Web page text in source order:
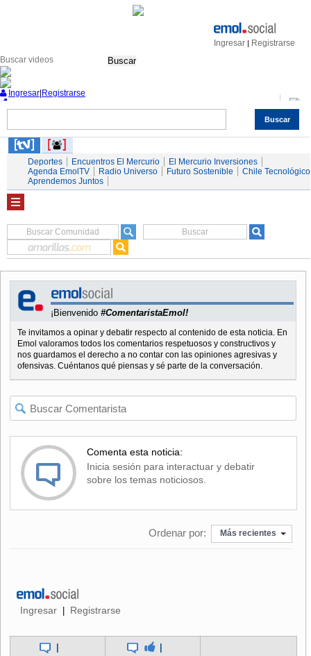
Ingresar | Registrarse
Buscar
Buscar
Ingresar Registrarse
Servicios
Deportes Encuentros El Mercurio
El Mercurio Inversiones
Agenda EmolTV
Radio Universo Futuro Sostenible
Chile Tecnológico
Aprendemos Juntos
¡Bienvenido #ComentaristaEmol!
Te invitamos a opinar y debatir respecto al contenido de esta noticia. En
Emol valoramos todos los comentarios respetuosos y constructivos y
nos guardamos el derecho a no contar con las opiniones agresivas y
ofensivas. Cuéntanos qué piensas y sé parte de la conversación.
Comenta esta noticia:
Inicia sesión para interactuar y debatir
sobre los temas noticiosos.
Ordenar por: Más recientes
Ingresar | Registrarse
| |